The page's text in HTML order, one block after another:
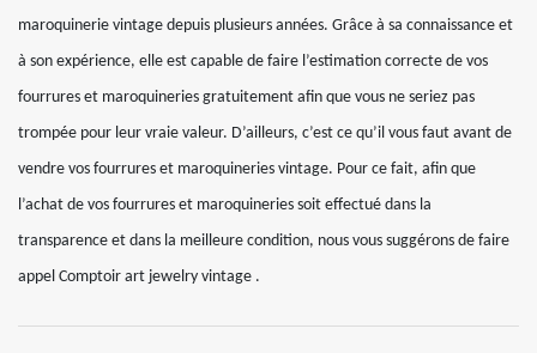
maroquinerie vintage depuis plusieurs années. Grâce à sa connaissance et
à son expérience, elle est capable de faire l’estimation correcte de vos
fourrures et maroquineries gratuitement afin que vous ne seriez pas
trompée pour leur vraie valeur. D’ailleurs, c’est ce qu’il vous faut avant de
vendre vos fourrures et maroquineries vintage. Pour ce fait, afin que
l’achat de vos fourrures et maroquineries soit effectué dans la
transparence et dans la meilleure condition, nous vous suggérons de faire
appel Comptoir art jewelry vintage .